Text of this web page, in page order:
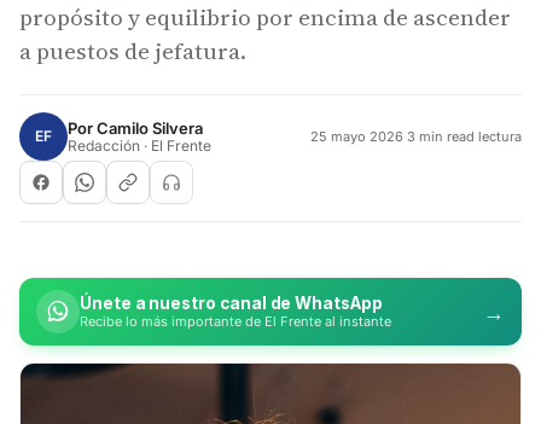
propósito y equilibrio por encima de ascender
a puestos de jefatura.
EF PorCamilo Silvera
Redacción · El Frente 25 mayo 2026·3 min read lectura
Únete a nuestro canal de WhatsApp
Recibe lo más importante de El Frente al instante →